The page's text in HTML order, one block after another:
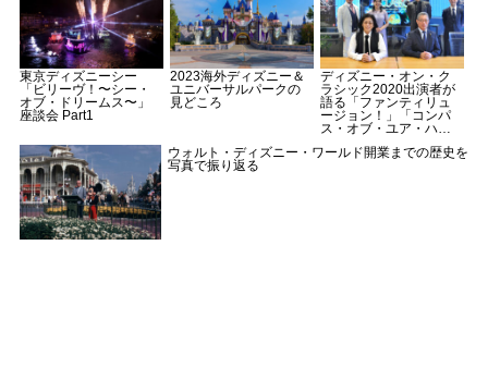
東京ディズニーシー
「ビリーヴ！〜シー・
オブ・ドリームス〜」
座談会 Part1
2023海外ディズニー＆
ユニバーサルパークの
見どころ
ディズニー・オン・ク
ラシック2020出演者が
語る「ファンティリュ
ージョン！」「コンパ
ス・オブ・ユア・ハー
ウォルト・ディズニー・ワールド開業までの歴史を
写真で振り返る